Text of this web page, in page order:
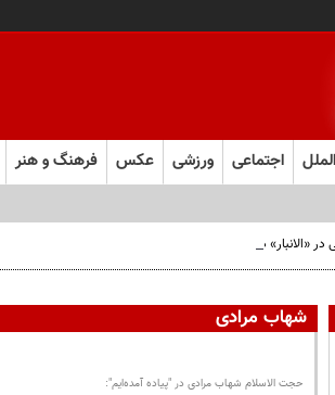
اجتماعی ورزشی عکس فرهنگ و هنر
«الانبار» دستگیر شدند
شهاب مرادی
حجت الاسلام شهاب مرادی در "پیاده آمده‌ایم":